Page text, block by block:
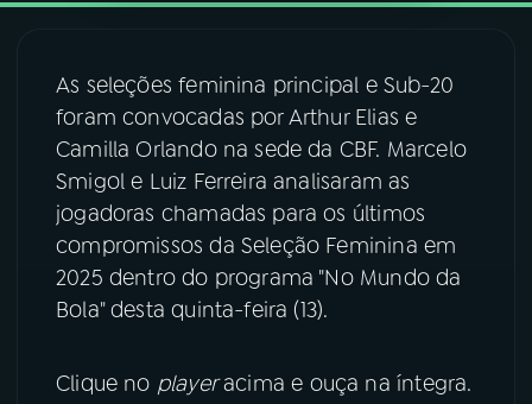
ACOMPANHE A RÁDIO NACIONAL
YouTube Facebook
Instagram X
TikTok
As seleções feminina principal e Sub-20
foram convocadas por Arthur Elias e
Camilla Orlando na sede da CBF. Marcelo
Smigol e Luiz Ferreira analisaram as
jogadoras chamadas para os últimos
compromissos da Seleção Feminina em
2025 dentro do programa "No Mundo da
Bola" desta quinta-feira (13).
Clique no playeracima e ouça na íntegra.